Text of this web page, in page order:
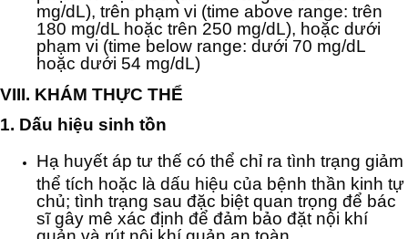
mg/dL), trên phạm vi (time above range: trên
180 mg/dL hoặc trên 250 mg/dL), hoặc dưới
phạm vi (time below range: dưới 70 mg/dL
hoặc dưới 54 mg/dL)
VIII. KHÁM THỰC THỂ
1. Dấu hiệu sinh tồn
Hạ huyết áp tư thế có thể chỉ ra tình trạng giảm
thể tích hoặc là dấu hiệu của bệnh thần kinh tự
chủ; tình trạng sau đặc biệt quan trọng để bác
sĩ gây mê xác định để đảm bảo đặt nội khí
quản và rút nội khí quản an toàn